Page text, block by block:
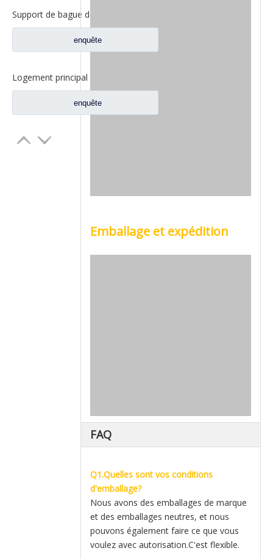
enquête
enquête
Emballage et expédition
FAQ
Q1.Quelles sont vos conditions
d'emballage?
Nous avons des emballages de marque
et des emballages neutres, et nous
pouvons également faire ce que vous
voulez avec autorisation.C'est flexible.